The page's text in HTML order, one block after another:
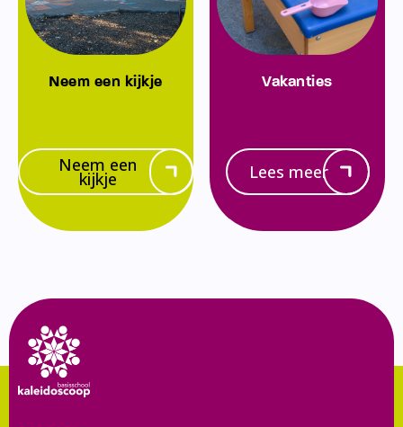
Neem een kijkje
Neem een
kijkje
Vakanties
Lees meer